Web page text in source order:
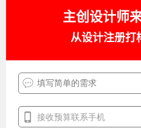
主创设计师
从设计注册打